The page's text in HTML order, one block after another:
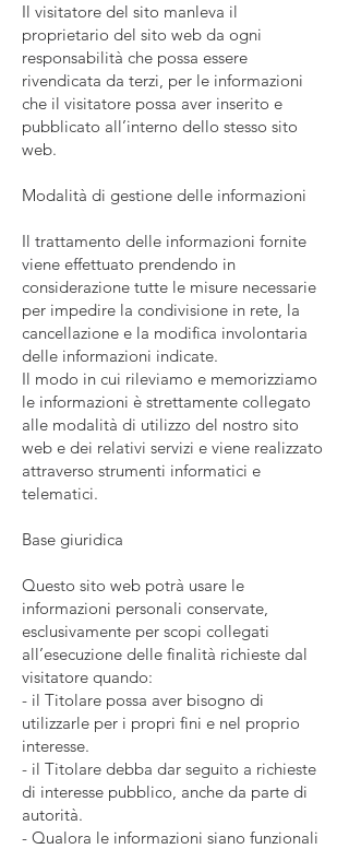
Il visitatore del sito manleva il
proprietario del sito web da ogni
responsabilità che possa essere
rivendicata da terzi, per le informazioni
che il visitatore possa aver inserito e
pubblicato all’interno dello stesso sito
web.
Modalità di gestione delle informazioni
Il trattamento delle informazioni fornite
viene effettuato prendendo in
considerazione tutte le misure necessarie
per impedire la condivisione in rete, la
cancellazione e la modifica involontaria
delle informazioni indicate.
Il modo in cui rileviamo e memorizziamo
le informazioni è strettamente collegato
alle modalità di utilizzo del nostro sito
web e dei relativi servizi e viene realizzato
attraverso strumenti informatici e
telematici.
Base giuridica
Questo sito web potrà usare le
informazioni personali conservate,
esclusivamente per scopi collegati
all’esecuzione delle finalità richieste dal
visitatore quando:
- il Titolare possa aver bisogno di
utilizzarle per i propri fini e nel proprio
interesse.
- il Titolare debba dar seguito a richieste
di interesse pubblico, anche da parte di
autorità.
- Qualora le informazioni siano funzionali